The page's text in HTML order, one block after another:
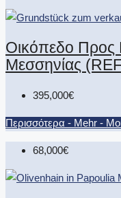
Οικόπεδο
Μεσσηνίας
395,000€
Περισσότερα - Mehr -
68,000€